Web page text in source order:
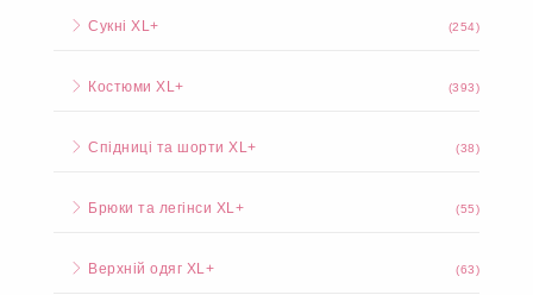
Сукні XL+ (254)
Костюми XL+ (393)
Спідниці та шорти XL+ (38)
Брюки та легінси XL+ (55)
Верхній одяг XL+ (63)